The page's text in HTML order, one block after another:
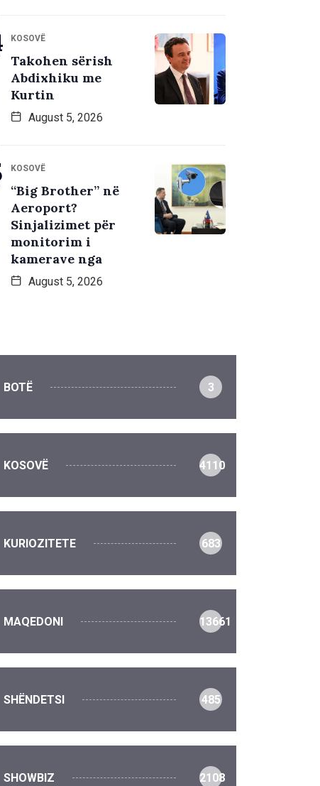
KOSOVË
Takohen sërish
Abdixhiku me
Kurtin
August 5, 2026
KOSOVË
“Big Brother” në
Aeroport?
Sinjalizimet për
monitorim i
kamerave nga
August 5, 2026
BOTË 3
KOSOVË 4110
KURIOZITETE 683
MAQEDONI 13661
SHËNDETSI 485
SHOWBIZ 2108